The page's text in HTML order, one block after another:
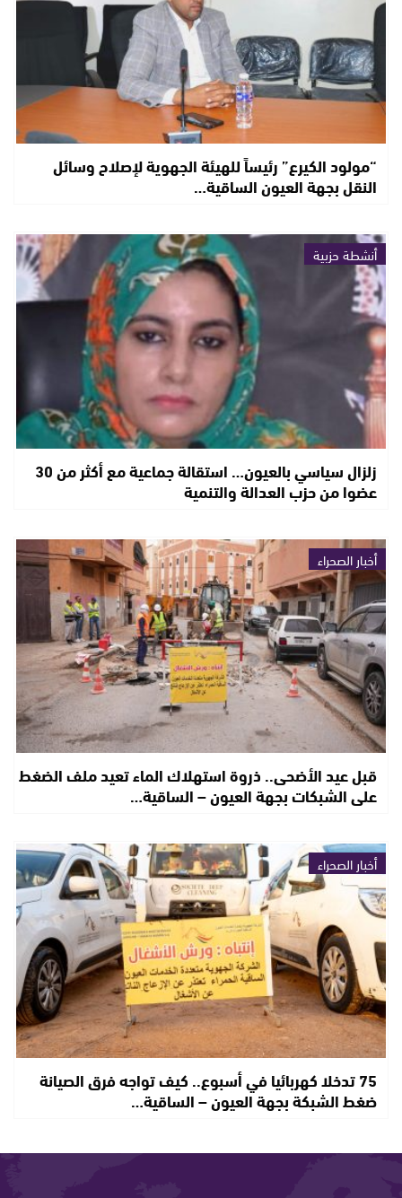
“مولود الكيرع” رئيساً للهيئة الجهوية لإصلاح وسائل
النقل بجهة العيون الساقية…
أنشطة حزبية
زلزال سياسي بالعيون… استقالة جماعية مع أكثر من 30
عضوا من حزب العدالة والتنمية
أخبار الصحراء
قبل عيد الأضحى.. ذروة استهلاك الماء تعيد ملف الضغط
على الشبكات بجهة العيون – الساقية…
أخبار الصحراء
75 تدخلا كهربائيا في أسبوع.. كيف تواجه فرق الصيانة
ضغط الشبكة بجهة العيون – الساقية…